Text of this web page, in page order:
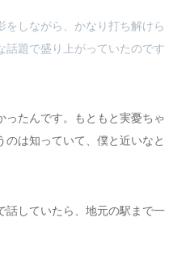
しながら、かなり打ち解けら
題で盛り上がっていたのです
ったんです。もともと実憂ちゃ
は知っていて、僕と近いなと
話していたら、地元の駅まで一